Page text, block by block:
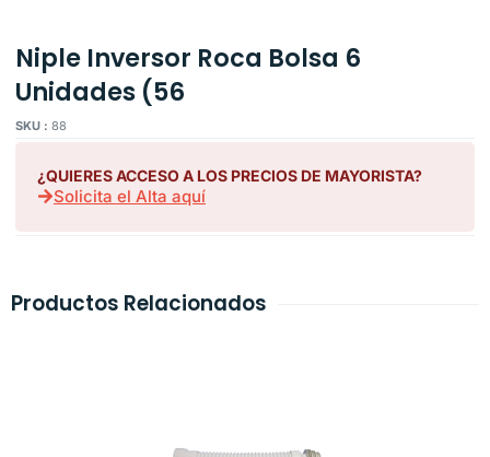
Niple Inversor Roca Bolsa 6
Unidades (56
SKU : 88
¿QUIERES ACCESO A LOS PRECIOS DE MAYORISTA?
Solicita el Alta aquí
Productos Relacionados